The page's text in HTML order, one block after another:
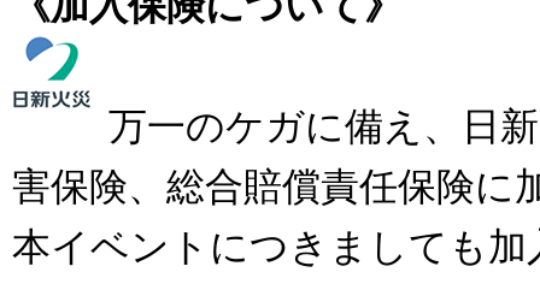
万一のケガに備え、日
害保険、総合賠償責任保険に
本イベントにつきましても